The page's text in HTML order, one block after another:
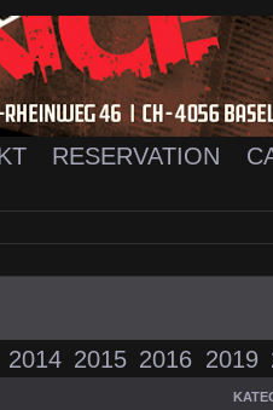
RESERVATION
2014 2015 2016 2019